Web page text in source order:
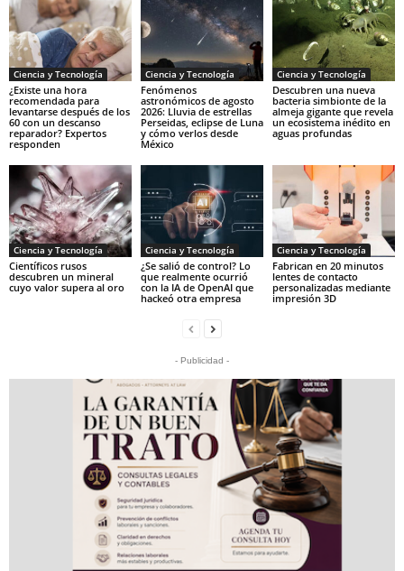
Ciencia y Tecnología
¿Existe una hora
recomendada para
levantarse después de los
60 con un descanso
reparador? Expertos
responden
Ciencia y Tecnología
Fenómenos
astronómicos de agosto
2026: Lluvia de estrellas
Perseidas, eclipse de Luna
y cómo verlos desde
México
Ciencia y Tecnología
Descubren una nueva
bacteria simbionte de la
almeja gigante que revela
un ecosistema inédito en
aguas profundas
Ciencia y Tecnología
Científicos rusos
descubren un mineral
cuyo valor supera al oro
Ciencia y Tecnología
¿Se salió de control? Lo
que realmente ocurrió
con la IA de OpenAI que
hackeó otra empresa
Ciencia y Tecnología
Fabrican en 20 minutos
lentes de contacto
personalizadas mediante
impresión 3D
- Publicidad -